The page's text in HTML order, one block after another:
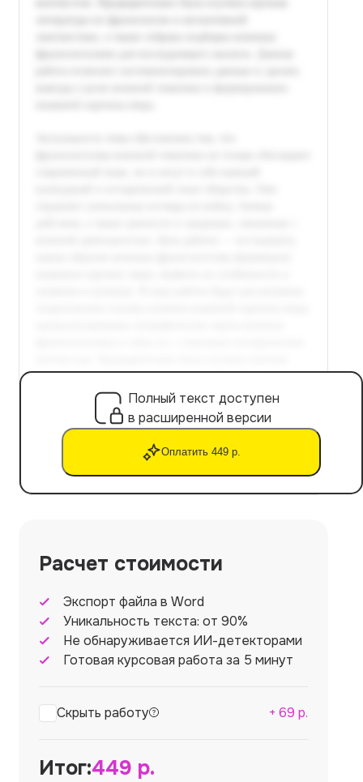
Полный текст доступен
в расширенной версии
Оплатить 449 р.
Расчет стоимости
Экспорт файла в Word
Уникальность текста: от 90%
Не обнаруживается ИИ-детекторами
Готовая курсовая работа за 5 минут
Скрыть работу + 69 р.
Итог:449 р.